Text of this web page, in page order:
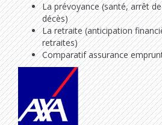
La prévoyance (santé, arrêt
décès)
La retraite (anticipation
retraites)
Comparatif assurance